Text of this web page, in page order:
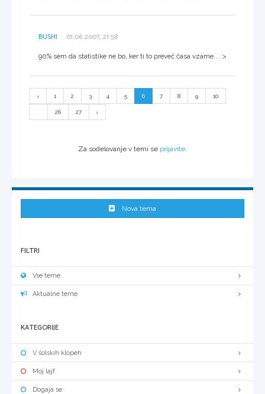
BUSHI 01.06.2007, 21:58
90% sem da statistike ne bo, ker ti to preveč časa vzame... :>
1 2 3 4 5 6 7 8 9 10
26 27
Za sodelovanje v temi se prijavite
Nova tema
FILTRI
Vse teme
Aktualne teme
KATEGORIJE
V šolskih klopeh
Moj lajf
Dogaja se